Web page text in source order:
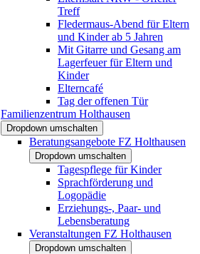
Treff
Fledermaus-Abend für Eltern
und Kinder ab 5 Jahren
Mit Gitarre und Gesang am
Lagerfeuer für Eltern und
Kinder
Elterncafé
Tag der offenen Tür
Familienzentrum Holthausen
Dropdown umschalten
Beratungsangebote FZ Holthausen
Dropdown umschalten
Tagespflege für Kinder
Sprachförderung und
Logopädie
Erziehungs-, Paar- und
Lebensberatung
Veranstaltungen FZ Holthausen
Dropdown umschalten